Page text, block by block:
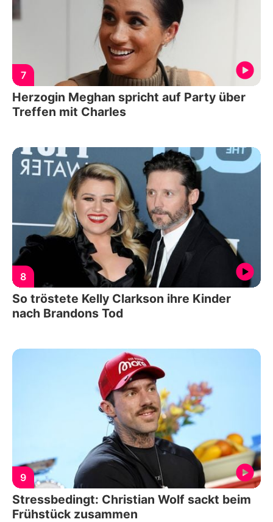
7
Herzogin Meghan spricht auf Party über
Treffen mit Charles
8
So tröstete Kelly Clarkson ihre Kinder
nach Brandons Tod
9
Stressbedingt: Christian Wolf sackt beim
Frühstück zusammen